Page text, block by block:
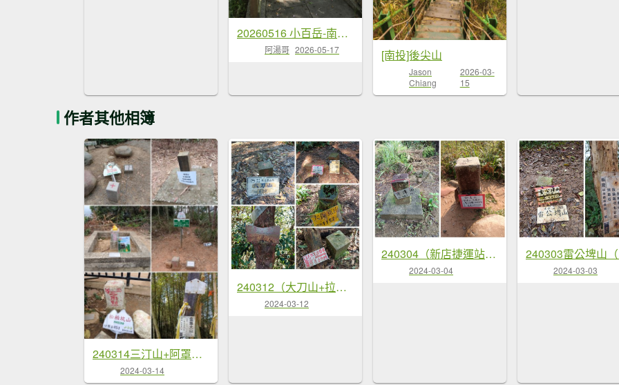
20260516 小百岳-南投貓囒山
阿湯哥 2026-05-17 [南投]後尖山
Jason
Chiang
2026-03-
15
作者其他相簿
240314三汀山+阿罩霧山+橫山+松柏坑山+集集大山（一日五顆小百岳）
2024-03-14
240312（大刀山+拉樸山+大保克山+多望來山+大保克山西峰）O形
2024-03-12
240304（新店捷運站+灣潭山+和美山+新店捷運站）O形
2024-03-04 2024-03-03